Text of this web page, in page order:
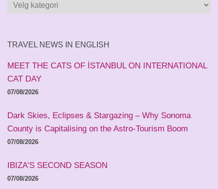
Kategorier
TRAVEL NEWS IN ENGLISH
MEET THE CATS OF İSTANBUL ON INTERNATIONAL
CAT DAY
07/08/2026
Dark Skies, Eclipses & Stargazing – Why Sonoma
County is Capitalising on the Astro-Tourism Boom
07/08/2026
IBIZA’S SECOND SEASON
07/08/2026